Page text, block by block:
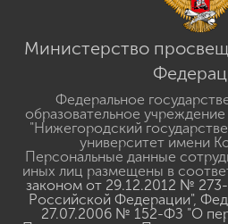
Министерство
Федеральное
образовательное
"Нижегородский
университет имени
Персональные данные
иных лиц размещены в
законом от 29.12.2012 №
Российской Федерации",
27.07.2006 № 152-ФЗ "О